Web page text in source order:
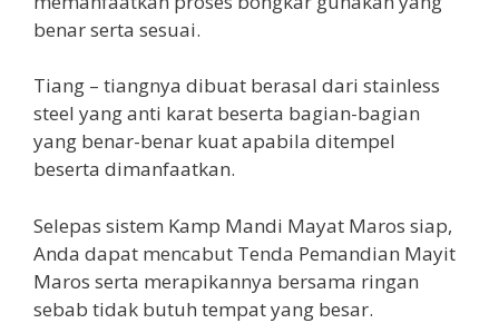
benar serta sesuai.
Tiang – tiangnya dibuat berasal dari stainless
steel yang anti karat beserta bagian-bagian
yang benar-benar kuat apabila ditempel
beserta dimanfaatkan.
Selepas sistem Kamp Mandi Mayat Maros siap,
Anda dapat mencabut Tenda Pemandian Mayit
Maros serta merapikannya bersama ringan
sebab tidak butuh tempat yang besar.